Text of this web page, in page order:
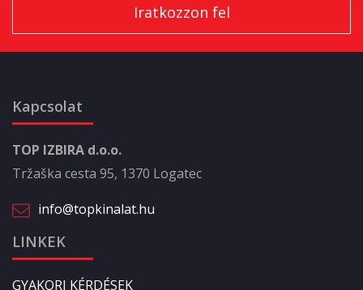
Kapcsolat
TOP IZBIRA d.o.o.
Tržaška cesta 95, 1370 Logatec
info@topkinalat.hu
LINKEK
GYAKORI KÉRDÉSEK